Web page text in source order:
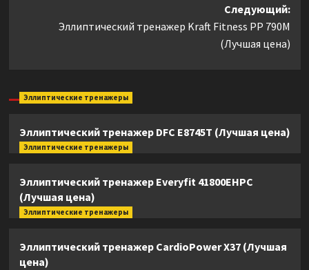
Следующий:
Эллиптический тренажер Kraft Fitness PP 790M
(Лучшая цена)
Эллиптические тренажеры
Эллиптический тренажер DFC E8745T (Лучшая цена)
Эллиптические тренажеры
Эллиптический тренажер Everyfit 41800EHPC
(Лучшая цена)
Эллиптические тренажеры
Эллиптический тренажер CardioPower X37 (Лучшая
цена)